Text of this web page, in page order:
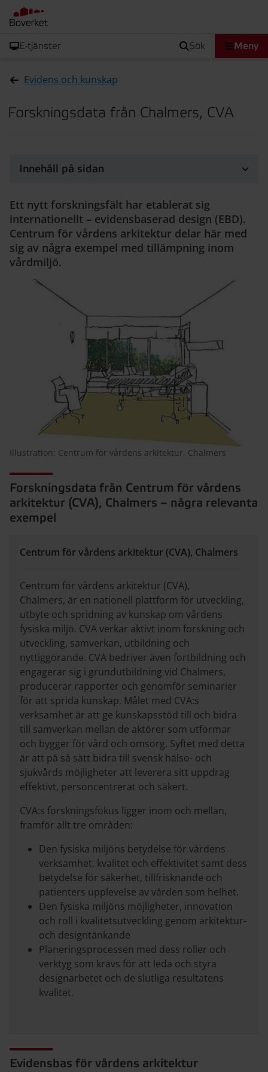
E-tjänster sök Meny
Evidens och kunskap
Forskningsdata från Chalmers, CVA
Innehåll på sidan
Ett nytt forskningsfält har etablerat sig
internationellt – evidensbaserad design (EBD).
Centrum för vårdens arkitektur delar här med
sig av några exempel med tillämpning inom
vårdmiljö.
Illustration: Centrum för vårdens arkitektur, Chalmers
Forskningsdata från Centrum för vårdens
arkitektur (CVA), Chalmers – några relevanta
exempel
Centrum för vårdens arkitektur (CVA), Chalmers
Centrum för vårdens arkitektur (CVA),
Chalmers, är en nationell plattform för utveckling,
utbyte och spridning av kunskap om vårdens
fysiska miljö. CVA verkar aktivt inom forskning och
utveckling, samverkan, utbildning och
nyttiggörande. CVA bedriver även fortbildning och
engagerar sig i grundutbildning vid Chalmers,
producerar rapporter och genomför seminarier
för att sprida kunskap. Målet med CVA:s
verksamhet är att ge kunskapsstöd till och bidra
till samverkan mellan de aktörer som utformar
och bygger för vård och omsorg. Syftet med detta
är att på så sätt bidra till svensk hälso- och
sjukvårds möjligheter att leverera sitt uppdrag
effektivt, personcentrerat och säkert.
CVA:s forskningsfokus ligger inom och mellan,
framför allt tre områden:
Den fysiska miljöns betydelse för vårdens
verksamhet, kvalitet och effektivitet samt dess
betydelse för säkerhet, tillfrisknande och
patienters upplevelse av vården som helhet.
Den fysiska miljöns möjligheter, innovation
och roll i kvalitetsutveckling genom arkitektur-
och designtänkande
Planeringsprocessen med dess roller och
verktyg som krävs för att leda och styra
designarbetet och de slutliga resultatens
kvalitet.
Evidensbas för vårdens arkitektur